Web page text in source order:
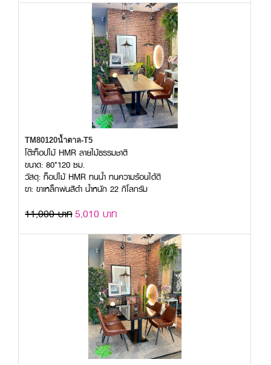
TM80120น้ำตาล-T5
โต๊ะท็อปไม้ HMR ลายไม้ธรรมชาติ
ขนาด: 80*120 ซม.
วัสดุ: ท็อปไม้ HMR ทนน้ำ ทนความร้อนได้ดี
ขา: ขาเหล็กพ่นสีดำ น้ำหนัก 22 กิโลกรัม
11,000 บาท5,010 บาท